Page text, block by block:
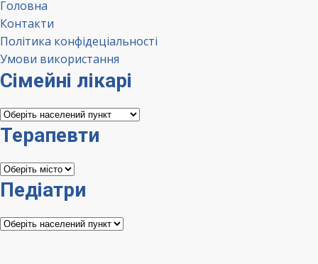
Головна
Контакти
Політика конфідеціальності
Умови використання
Сімейні лікарі
Сімейні
лікарі
Терапевти
Терапевти
Педіатри
Педіатри